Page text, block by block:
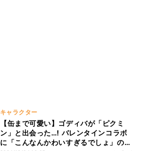
キャラクター
【缶まで可愛い】ゴディバが「ピクミ
ン」と出会った…! バレンタインコラボ
に「こんなんかわいすぎるでしょ」の声